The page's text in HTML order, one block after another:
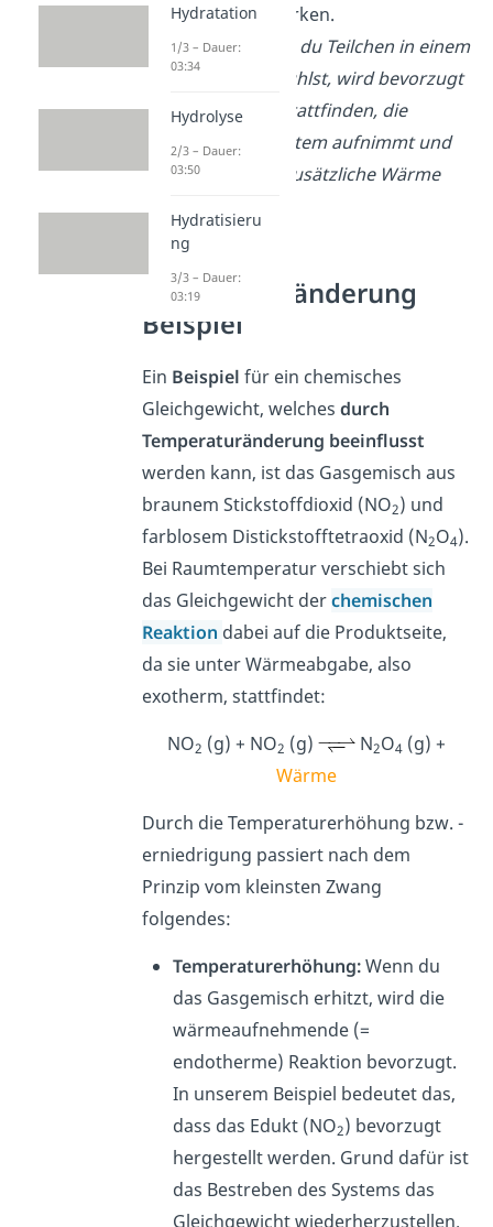
entgegenzuwirken.
Beispiel:
Wenn du Teilchen in einem
Behältnis abkühlst, wird bevorzugt
die Reaktion stattfinden, die
Wärme ins System aufnimmt und
nicht die, die zusätzliche Wärme
Temperaturänderung
Beispiel
Ein Beispiel für ein chemisches
Gleichgewicht, welchesdurch
Temperaturänderung beeinflusst
werden kann, ist das Gasgemisch aus
braunem Stickstoffdioxid (NO2) und
farblosem Distickstofftetraoxid (N2O4).
Bei Raumtemperatur verschiebt sich
das Gleichgewicht derchemischen
Reaktion dabei auf die Produktseite,
da sie unter Wärmeabgabe, also
exotherm, stattfindet:
NO2 (g) + NO2 (g) N2O4 (g) +
Wärme
Durch die Temperaturerhöhung bzw. -
erniedrigung passiert nach dem
Prinzip vom kleinsten Zwang
folgendes:
Temperaturerhöhung:Wenn du
das Gasgemisch erhitzt, wird die
wärmeaufnehmende (=
endotherme) Reaktion bevorzugt.
In unserem Beispiel bedeutet das,
dass das Edukt (NO2) bevorzugt
hergestellt werden. Grund dafür ist
das Bestreben des Systems das
Gleichgewicht wiederherzustellen.
Hydratation
1/3 – Dauer:
03:34
Hydrolyse
2/3 – Dauer:
03:50
Hydratisieru
ng
3/3 – Dauer:
03:19